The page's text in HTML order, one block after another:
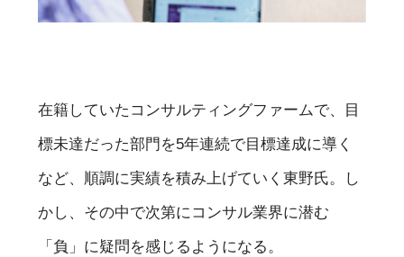
在籍していたコンサルティングファームで、目
標未達だった部門を5年連続で目標達成に導く
など、順調に実績を積み上げていく東野氏。し
かし、その中で次第にコンサル業界に潜む
「負」に疑問を感じるようになる。